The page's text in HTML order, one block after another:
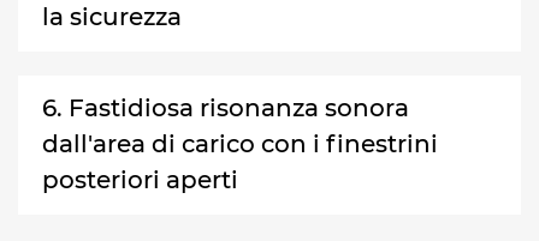
la sicurezza
6. Fastidiosa risonanza sonora
dall'area di carico con i finestrini
posteriori aperti